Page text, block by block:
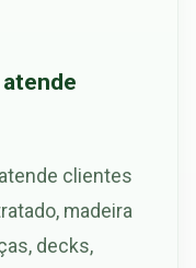
clientes
madeira
decks,